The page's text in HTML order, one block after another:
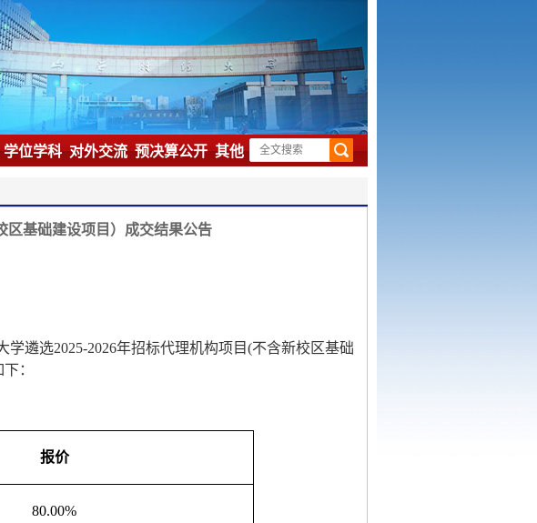
学位学科对外交流预决算公开其他
区基础建设项目）成交结果公告
学遴选2025-2026年招标代理机构项目(不含新校区基础
：
报价
80.00%